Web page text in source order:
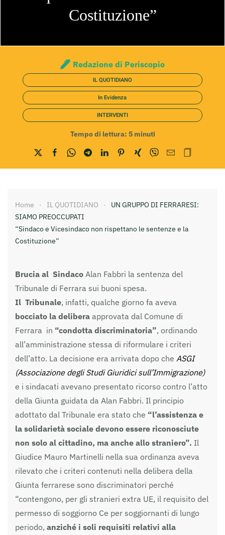
Costituzione”
Redazione di Periscopio
IL QUOTIDIANO
In Evidenza
INTERVENTI
Tempo di lettura: 5 minuti
Home IL QUOTIDIANO
UN GRUPPO DI FERRARESI:
SIAMO PREOCCUPATI
“Sindaco e Vicesindaco non rispettano le sentenze e la
Costituzione”
Brucia al Sindaco Alan Fabbri la sentenza del
Tribunale di Ferrara sui buoni spesa.
Il Tribunale, infatti, qualche giorno fa aveva
bocciato la delibera approvata dal Comune di
Ferrara in “condotta discriminatoria”, ordinando
all’amministrazione stessa di riformulare i criteri
dell’atto. La decisione era arrivata dopo che ASGI
(Associazione degli Studi Giuridici sull’Immigrazione)
e i sindacati avevano presentato ricorso contro l’atto
della Giunta guidata da Alan Fabbri. Il principio
adottato dal Tribunale era stato che “l’assistenza e
la solidarietà sociale devono essere riconosciute
non solo al cittadino, ma anche allo straniero”. Il
Giudice Mauro Martinelli nella sua ordinanza aveva
rilevato che i criteri contenuti nella delibera della
Giunta ferrarese sono discriminatori perché
“contengono, per gli stranieri extra UE, il requisito del
permesso di soggiorno Ce per soggiornanti di lungo
periodo, anziché i soli requisiti relativi alla